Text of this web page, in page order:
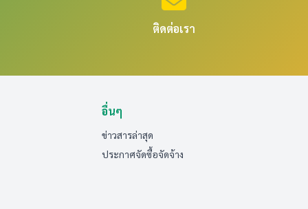
ติดต่อเรา
อื่นๆ
ข่าวสารล่าสุด
ประกาศจัดซื้อจัดจ้าง